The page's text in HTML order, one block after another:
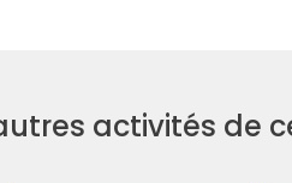
activités de